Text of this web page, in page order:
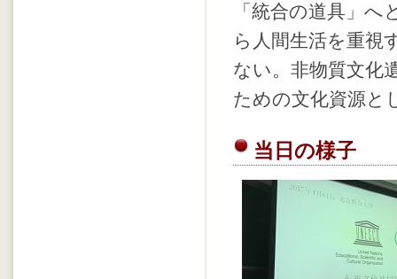
「統合の道具」
ら人間生活を重視
ない。非物質文化
ための文化資源と
当日の様子